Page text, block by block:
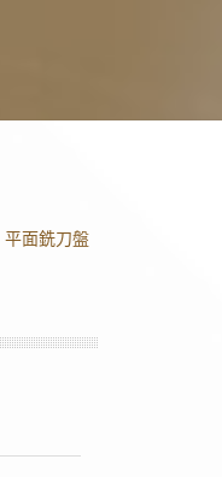
平面銑刀盤